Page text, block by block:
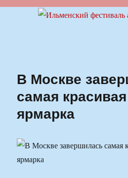
Ильменский
В Москве
самая
ярмарка